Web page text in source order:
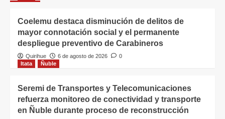
Coelemu destaca disminución de delitos de
mayor connotación social y el permanente
despliegue preventivo de Carabineros
Quirihue 6 de agosto de 2026
0
Itata
Ñuble
Seremi de Transportes y Telecomunicaciones
refuerza monitoreo de conectividad y transporte
en Ñuble durante proceso de reconstrucción